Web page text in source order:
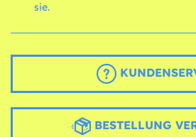
sie.
BESTELLUNG